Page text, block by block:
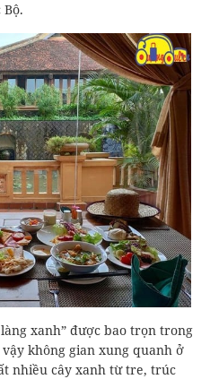
xanh” được bao trọn trong
không gian xung quanh ở
nhiều cây xanh từ tre, trúc